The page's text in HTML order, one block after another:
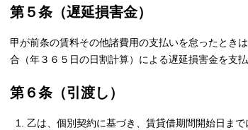
第５条（遅延損害金）
甲が前条の賃料その他諸費用の支払いを怠ったとき
合（年３６５日の日割計算）による遅延損害金を支払
第６条（引渡し）
乙は、個別契約に基づき、賃貸借期間開始日ま